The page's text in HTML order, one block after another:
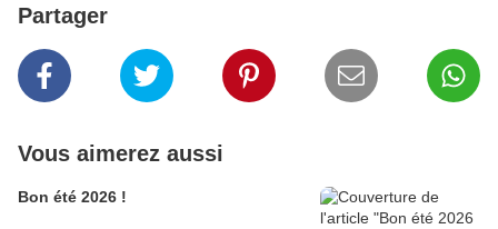
Partager
Vous aimerez aussi
Bon été 2026 !